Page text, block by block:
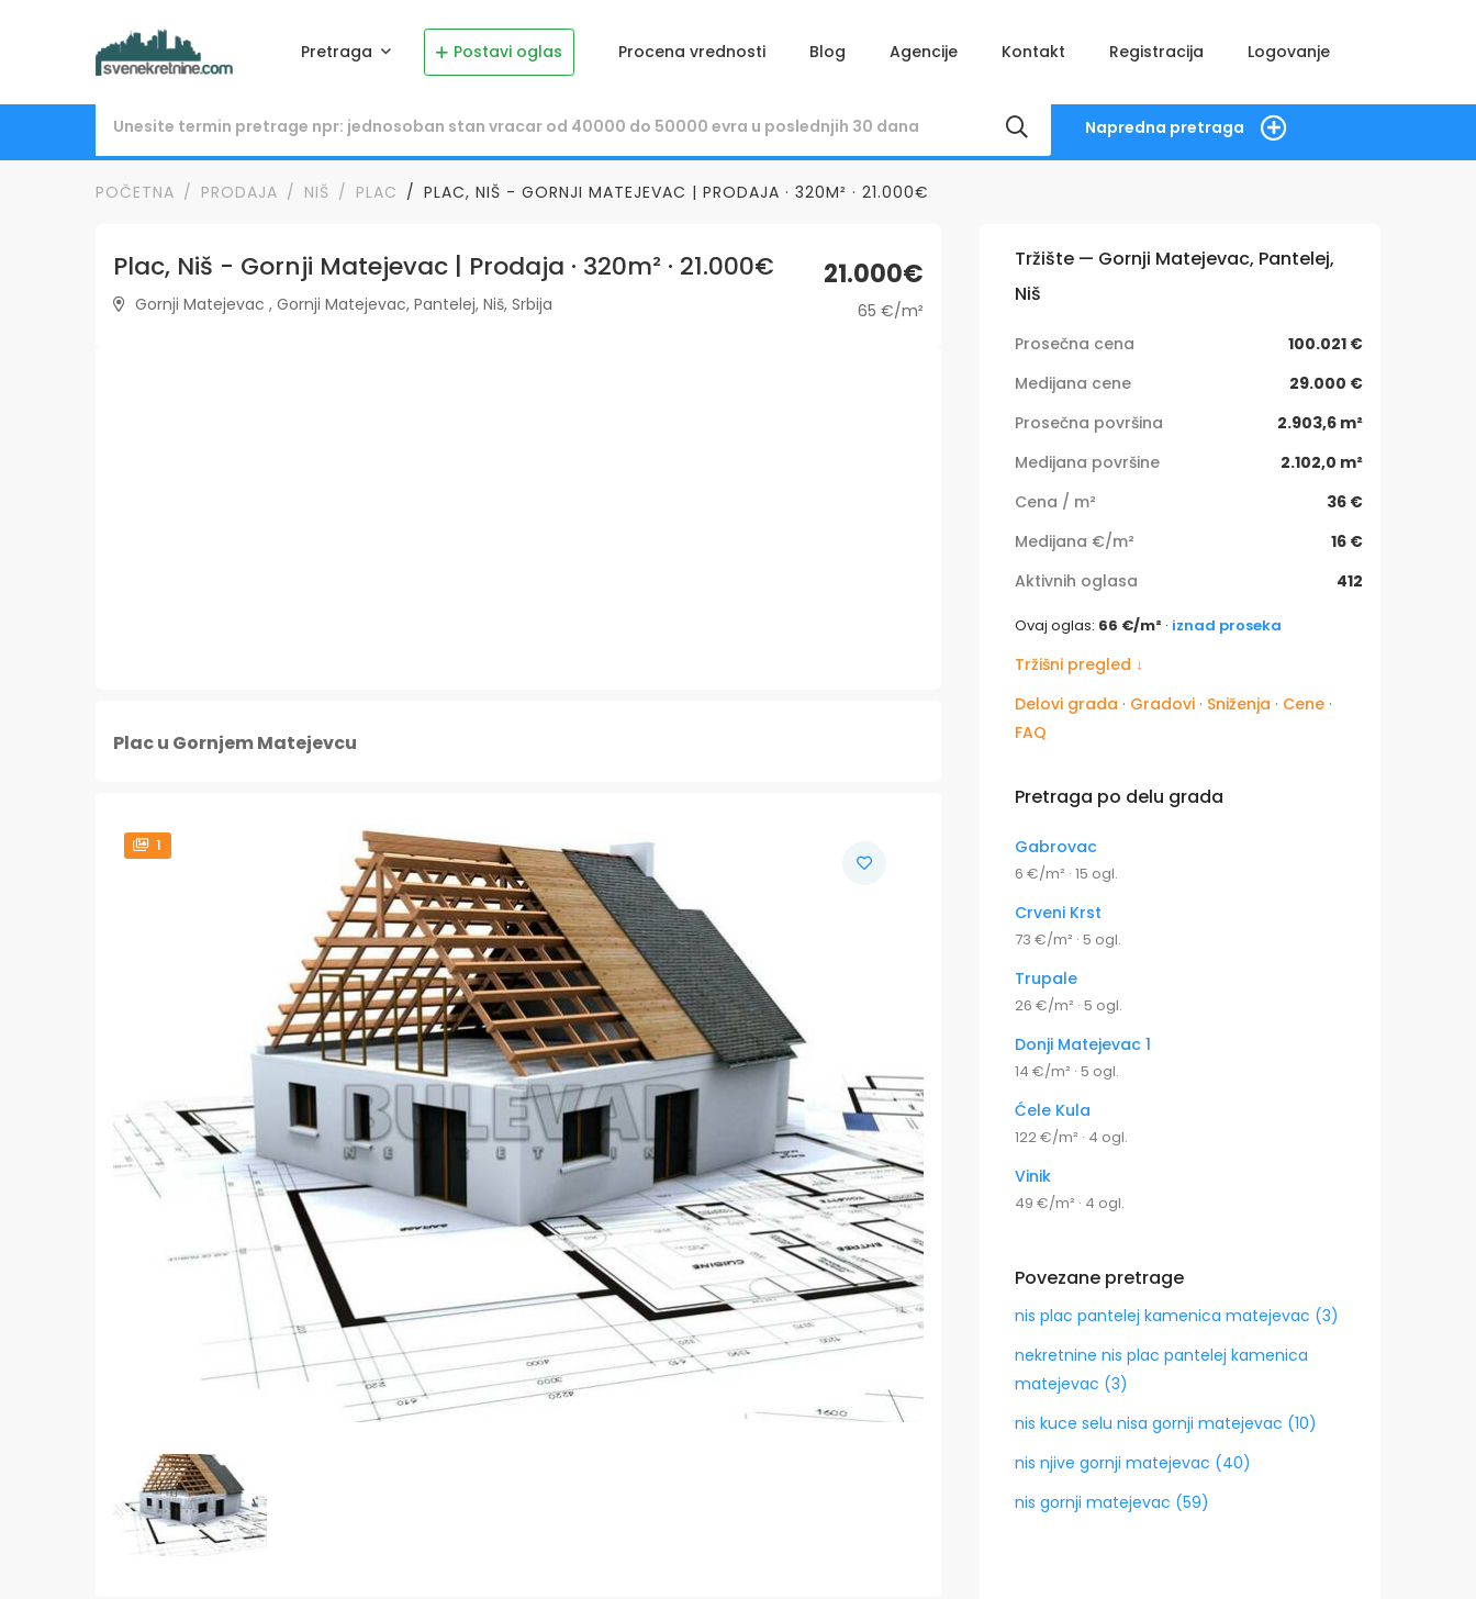
Pretraga Postavi oglas Procena vrednosti Blog Agencije Kontakt Registracija Logovanje
Napredna pretraga
POČETNA PRODAJA NIŠ PLAC PLAC, NIŠ - GORNJI MATEJEVAC | PRODAJA · 320M² · 21.000€
Plac, Niš - Gornji Matejevac | Prodaja · 320m² · 21.000€
Gornji Matejevac , Gornji Matejevac, Pantelej, Niš, Srbija
21.000€
65 €/m²
Plac u Gornjem Matejevcu
1
Tržište — Gornji Matejevac, Pantelej,
Niš
Prosečna cena
100.021 €
Medijana cene
29.000 €
Prosečna površina
2.903,6 m²
Medijana površine
2.102,0 m²
Cena / m²
36 €
Medijana €/m²
16 €
Aktivnih oglasa
412
Ovaj oglas: 66 €/m² · iznad proseka
Tržišni pregled ↓
Delovi grada · Gradovi · Sniženja · Cene ·
FAQ
Pretraga po delu grada
Gabrovac
6 €/m² · 15 ogl.
Crveni Krst
73 €/m² · 5 ogl.
Trupale
26 €/m² · 5 ogl.
Donji Matejevac 1
14 €/m² · 5 ogl.
Ćele Kula
122 €/m² · 4 ogl.
Vinik
49 €/m² · 4 ogl.
Povezane pretrage
nis plac pantelej kamenica matejevac (3)
nekretnine nis plac pantelej kamenica
matejevac (3)
nis kuce selu nisa gornji matejevac (10)
nis njive gornji matejevac (40)
nis gornji matejevac (59)